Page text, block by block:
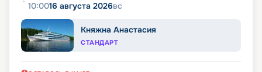
10:0016 августа 2026вс
Княжна Анастасия
СТАНДАРТ